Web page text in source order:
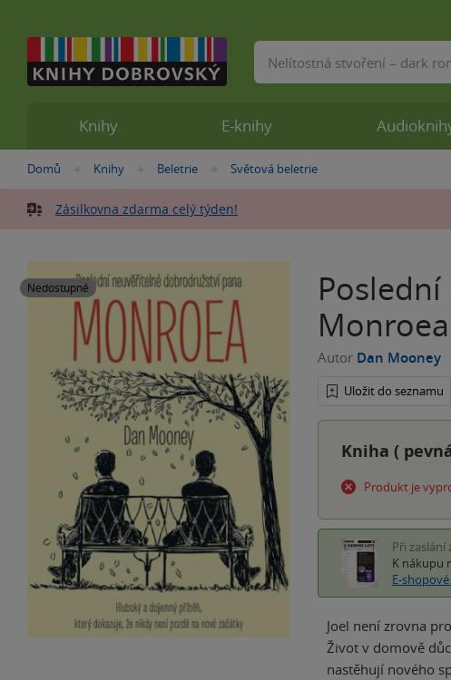
Nacházíte
zde:
Domů »
Knihy »
Beletrie »
Světová beletrie
Zásilkovna zdarma celý týden!
Nedostupné
Monroea
Autor Dan Mooney
Uložit do seznamu
Kniha (
Produkt je
Při zaslání
K nákupu
E-
Joel není zrovna
Život v domově
nastěhují nového
Knihy E-knihy
Vyhledávání